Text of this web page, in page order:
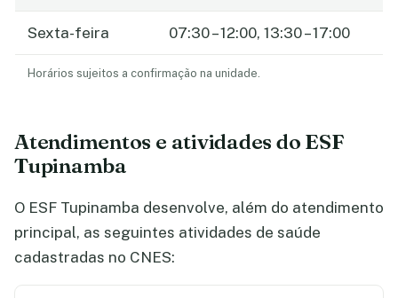
Sexta-feira 07:30 – 12:00, 13:30 – 17:00
Horários sujeitos a confirmação na unidade.
Atendimentos e atividades do ESF
Tupinamba
O ESF Tupinamba desenvolve, além do atendimento
principal, as seguintes atividades de saúde
cadastradas no CNES: